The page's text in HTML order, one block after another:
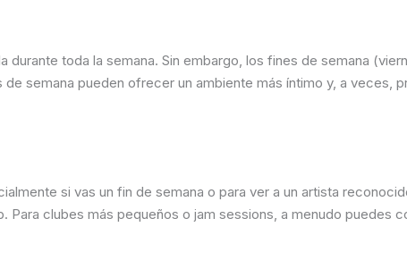
toda la semana. Sin embargo, los fines de semana
semana pueden ofrecer un ambiente más íntimo y, a veces,
si vas un fin de semana o para ver a un artista
clubes más pequeños o jam sessions, a menudo puedes